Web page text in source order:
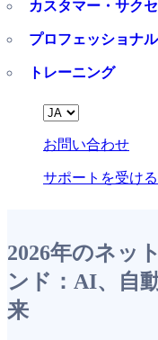
カスタマー・サク
プロフェッショナ
トレーニング
お問い合わせ
サポートを受ける
Language
2026年のネッ
ンド：AI、自
来